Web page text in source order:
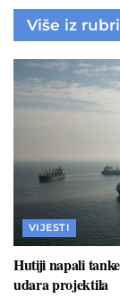
Više iz
VIJESTI
Hutiji napali
udara projektila